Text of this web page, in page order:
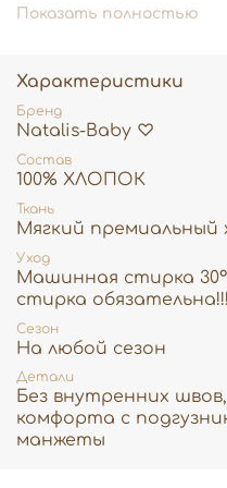
♡Практичный крой:
и ножки.
♡Удобная посадка:
ластовицей
подгузника,
Штанишки отлично
кофточкой или
дополнить подходящей
Идеальный базовый
Показать полностью
Характеристики
Бренд
Natalis-Baby ♡
Состав
100% ХЛОПОК
Ткань
Мягкий премиальный
Уход
Машинная стирка
стирка обязательна!!!
Сезон
На любой сезон
Детали
Без внутренних
комфорта с
манжеты